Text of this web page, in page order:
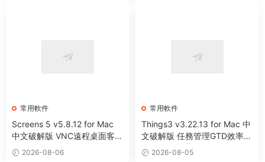
常用軟件
Screens 5 v5.8.12 for Mac
中文破解版 VNC遠程桌面客戶
端應用程序
2026-08-06
常用軟件
Things3 v3.22.13 for Mac 中
文破解版 任務管理GTD效率工
具 2026-08-05